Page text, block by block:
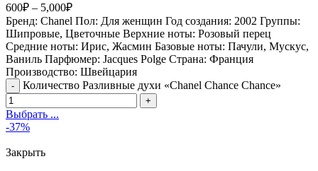
600₽ – 5,000₽
Бренд: Chanel Пол: Для женщин Год создания: 2002 Группы:
Шипровые, Цветочные Верхние ноты: Розовый перец
Средние ноты: Ирис, Жасмин Базовые ноты: Пачули, Мускус,
Ваниль Парфюмер: Jacques Polge Страна: Франция
Производство: Швейцария
Количество Разливные духи «Chanel Chance Chance»
Выбрать ...
-37%
Закрыть